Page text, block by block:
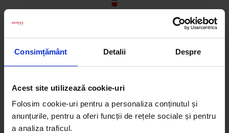
Consimțământ Detalii Despre
Acest site utilizează cookie-uri
Folosim cookie-uri pentru a personaliza conținutul și
anunțurile, pentru a oferi funcții de rețele sociale și pentru
a analiza traficul.
avantajele